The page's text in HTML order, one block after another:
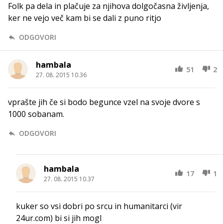
Folk pa dela in plačuje za njihova dolgočasna življenja,
ker ne vejo več kam bi se dali z puno ritjo
ODGOVORI
hambala
27. 08. 2015 10.36
51 2
vprašte jih če si bodo begunce vzel na svoje dvore s
1000 sobanam.
ODGOVORI
hambala
27. 08. 2015 10.37
17 1
kuker so vsi dobri po srcu in humanitarci (vir
24ur.com) bi si jih mogl